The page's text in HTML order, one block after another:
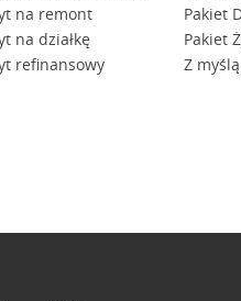
na remont
na działkę
refinansowy
Pakiet
Pakiet
Z